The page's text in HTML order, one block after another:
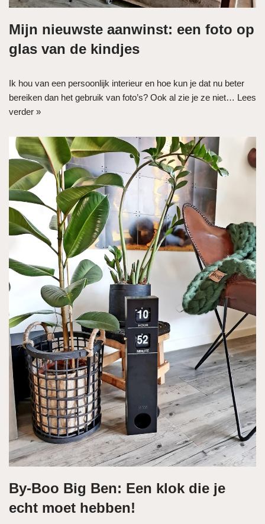
Mijn nieuwste aanwinst: een foto op
glas van de kindjes
Ik hou van een persoonlijk interieur en hoe kun je dat nu beter
bereiken dan het gebruik van foto’s? Ook al zie je ze niet… Lees
verder »
By-Boo Big Ben: Een klok die je
echt moet hebben!